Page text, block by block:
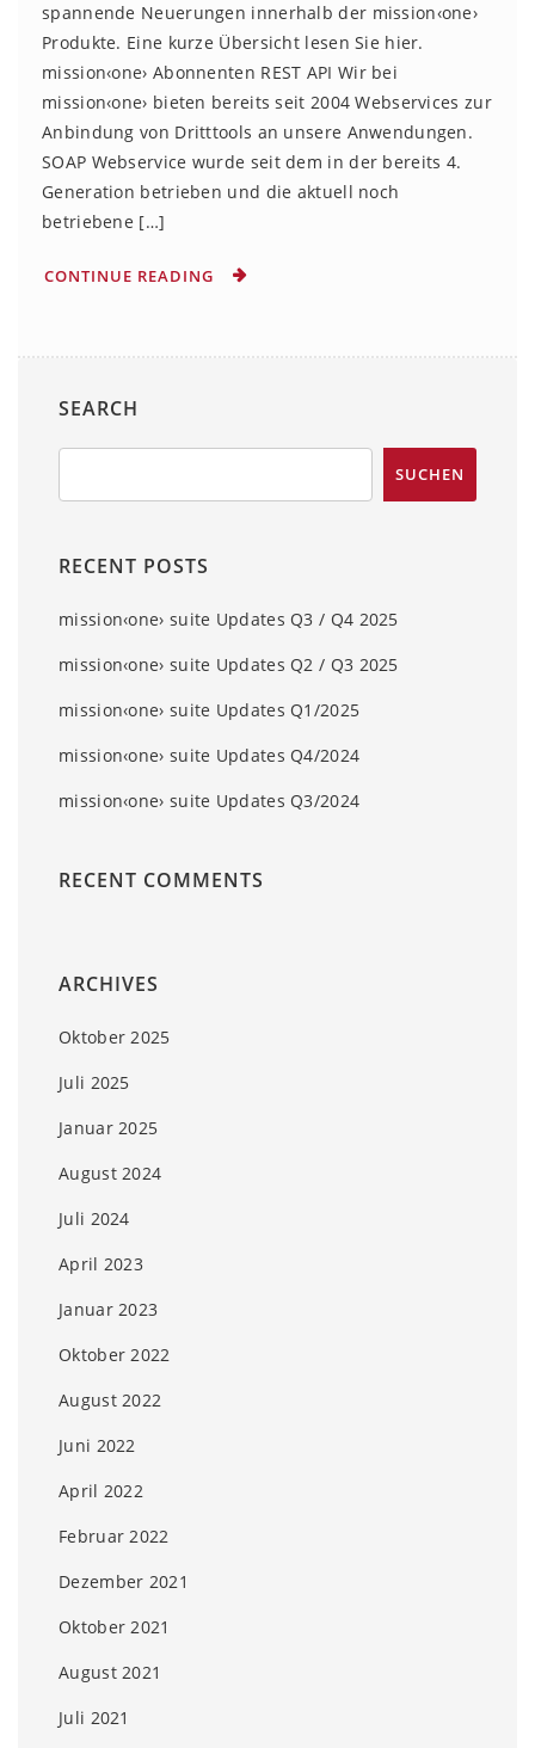
spannende Neuerungen innerhalb der mission‹one›
Produkte. Eine kurze Übersicht lesen Sie hier.
mission‹one› Abonnenten REST API Wir bei
mission‹one› bieten bereits seit 2004 Webservices zur
Anbindung von Dritttools an unsere Anwendungen.
SOAP Webservice wurde seit dem in der bereits 4.
Generation betrieben und die aktuell noch
betriebene […]
CONTINUE READING
SEARCH
RECENT POSTS
mission‹one› suite Updates Q3 / Q4 2025
mission‹one› suite Updates Q2 / Q3 2025
mission‹one› suite Updates Q1/2025
mission‹one› suite Updates Q4/2024
mission‹one› suite Updates Q3/2024
RECENT COMMENTS
ARCHIVES
Oktober 2025
Juli 2025
Januar 2025
August 2024
Juli 2024
April 2023
Januar 2023
Oktober 2022
August 2022
Juni 2022
April 2022
Februar 2022
Dezember 2021
Oktober 2021
August 2021
Juli 2021